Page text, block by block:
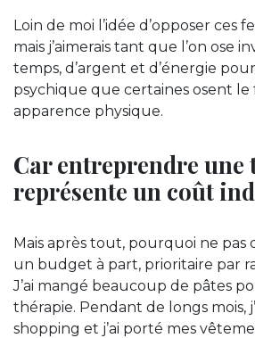
Loin de moi l’idée d’opposer ces
mais j’aimerais tant que l’on ose
temps, d’argent et d’énergie
psychique que certaines osent
apparence physique.
Car entreprendre une
représente un coût
Mais après tout, pourquoi ne pas
un budget à part, prioritaire par
J’ai mangé beaucoup de pâtes
thérapie. Pendant de longs mois,
shopping et j’ai porté mes